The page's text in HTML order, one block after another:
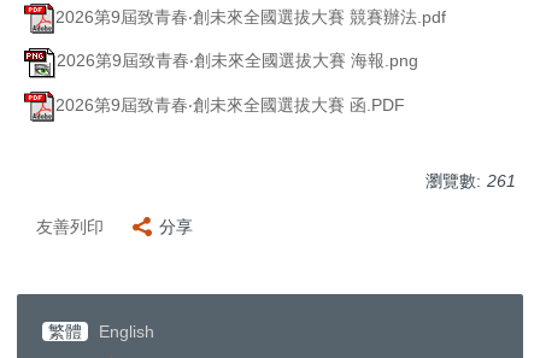
2026第9屆致青春‧創未來全國選拔大賽 競賽辦法.pdf
2026第9屆致青春‧創未來全國選拔大賽 海報.png
2026第9屆致青春‧創未來全國選拔大賽 函.PDF
瀏覽數: 261
友善列印 分享
繁體 English